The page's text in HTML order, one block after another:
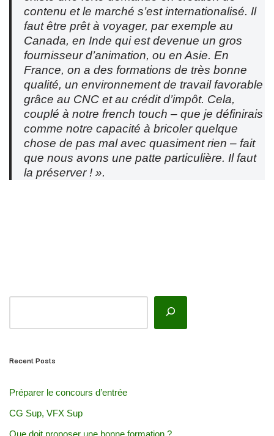
contenu et le marché s’est internationalisé. Il
faut être prêt à voyager, par exemple au
Canada, en Inde qui est devenue un gros
fournisseur d’animation, ou en Asie. En
France, on a des formations de très bonne
qualité, un environnement de travail favorable
grâce au CNC et au crédit d’impôt. Cela,
couplé à notre french touch – que je définirais
comme notre capacité à bricoler quelque
chose de pas mal avec quasiment rien – fait
que nous avons une patte particulière. Il faut
la préserver ! ».
Recent Posts
Préparer le concours d’entrée
CG Sup, VFX Sup